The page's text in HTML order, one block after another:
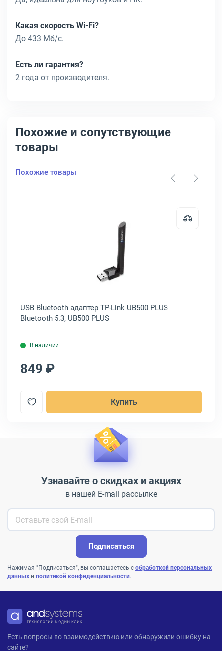
Какая скорость Wi-Fi?
До 433 Мб/с.
Есть ли гарантия?
2 года от производителя.
Похожие и сопутствующие
товары
Похожие товары
адаптер TP-Link UB500 Bluetooth 5.0, UB500Открыть товар: USB Bluetooth
USB Bluetooth адаптер TP-Link UB500 PLUS
Bluetooth 5.3, UB500 PLUS
В наличии
849 ₽
Купить
Узнавайте о скидках и акциях
в нашей E-mail рассылке
Подписаться
Нажимая "Подписаться", вы соглашаетесь с обработкой персональных
данных и политикой конфиденциальности.
ANDPRO
Есть вопросы по взаимодействию или обнаружили ошибку на
сайте?